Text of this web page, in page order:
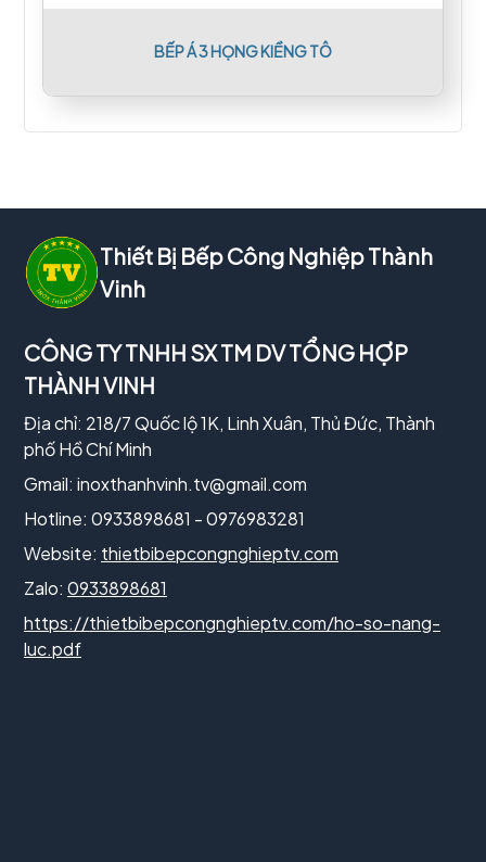
BẾP Á 3 HỌNG KIỀNG TÔ
Thiết Bị Bếp Công Nghiệp Thành
Vinh
CÔNG TY TNHH SX TM DV TỔNG HỢP
THÀNH VINH
Địa chỉ: 218/7 Quốc lộ 1K, Linh Xuân, Thủ Đức, Thành
phố Hồ Chí Minh
Gmail: inoxthanhvinh.tv@gmail.com
Hotline: 0933898681 - 0976983281
Website: thietbibepcongnghieptv.com
Zalo: 0933898681
https://thietbibepcongnghieptv.com/ho-so-nang-
luc.pdf